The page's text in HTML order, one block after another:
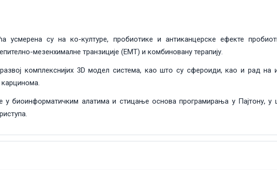
усмерена су на ко-културе, пробиотике и антиканцерске ефекте
мезенхималне транзиције (ЕМТ) и комбиновану терапију.
комплекснијих 3D модел система, као што су сфероиди, као и рад на
карцинома.
у биоинформатичким алатима и стицање основа програмирања у Пајтону, у